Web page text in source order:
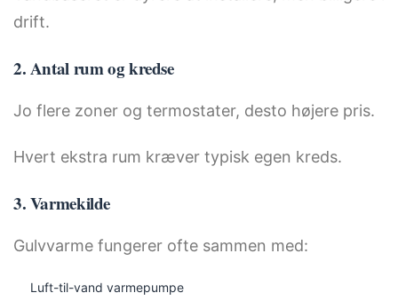
drift.
2. Antal rum og kredse
Jo flere zoner og termostater, desto højere pris.
Hvert ekstra rum kræver typisk egen kreds.
3. Varmekilde
Gulvvarme fungerer ofte sammen med:
Luft-til-vand varmepumpe